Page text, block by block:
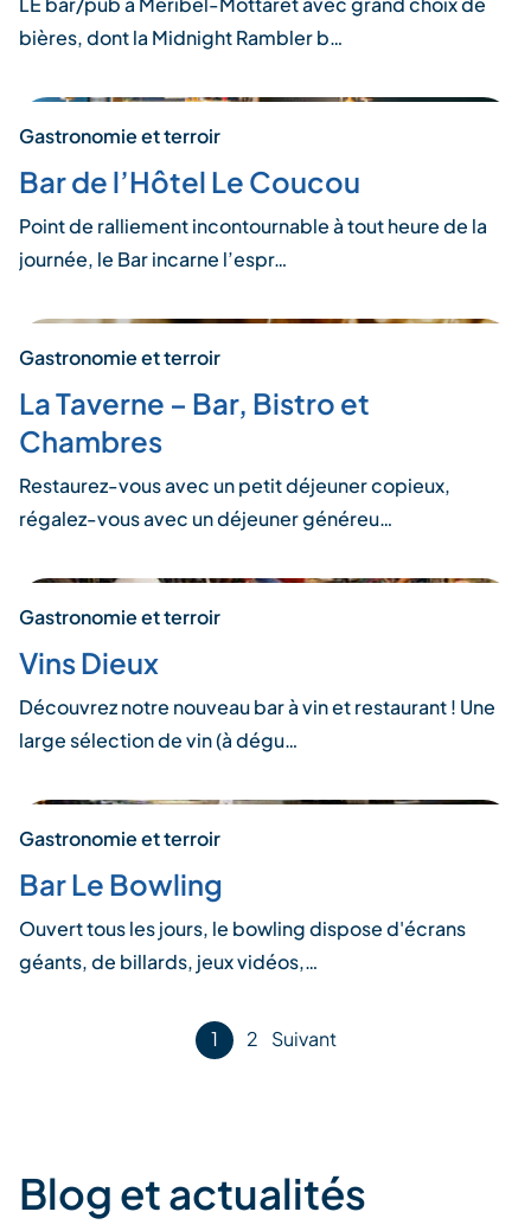
bières, dont la Midnight Rambler b…
Gastronomie et terroir
Bar de l’Hôtel Le Coucou
Point de ralliement incontournable à tout heure de la
journée, le Bar incarne l’espr…
Gastronomie et terroir
La Taverne – Bar, Bistro et
Chambres
Restaurez-vous avec un petit déjeuner copieux,
régalez-vous avec un déjeuner généreu…
Gastronomie et terroir
Vins Dieux
Découvrez notre nouveau bar à vin et restaurant ! Une
large sélection de vin (à dégu…
Gastronomie et terroir
Bar Le Bowling
Ouvert tous les jours, le bowling dispose d'écrans
géants, de billards, jeux vidéos,…
1 2 Suivant
Blog et actualités